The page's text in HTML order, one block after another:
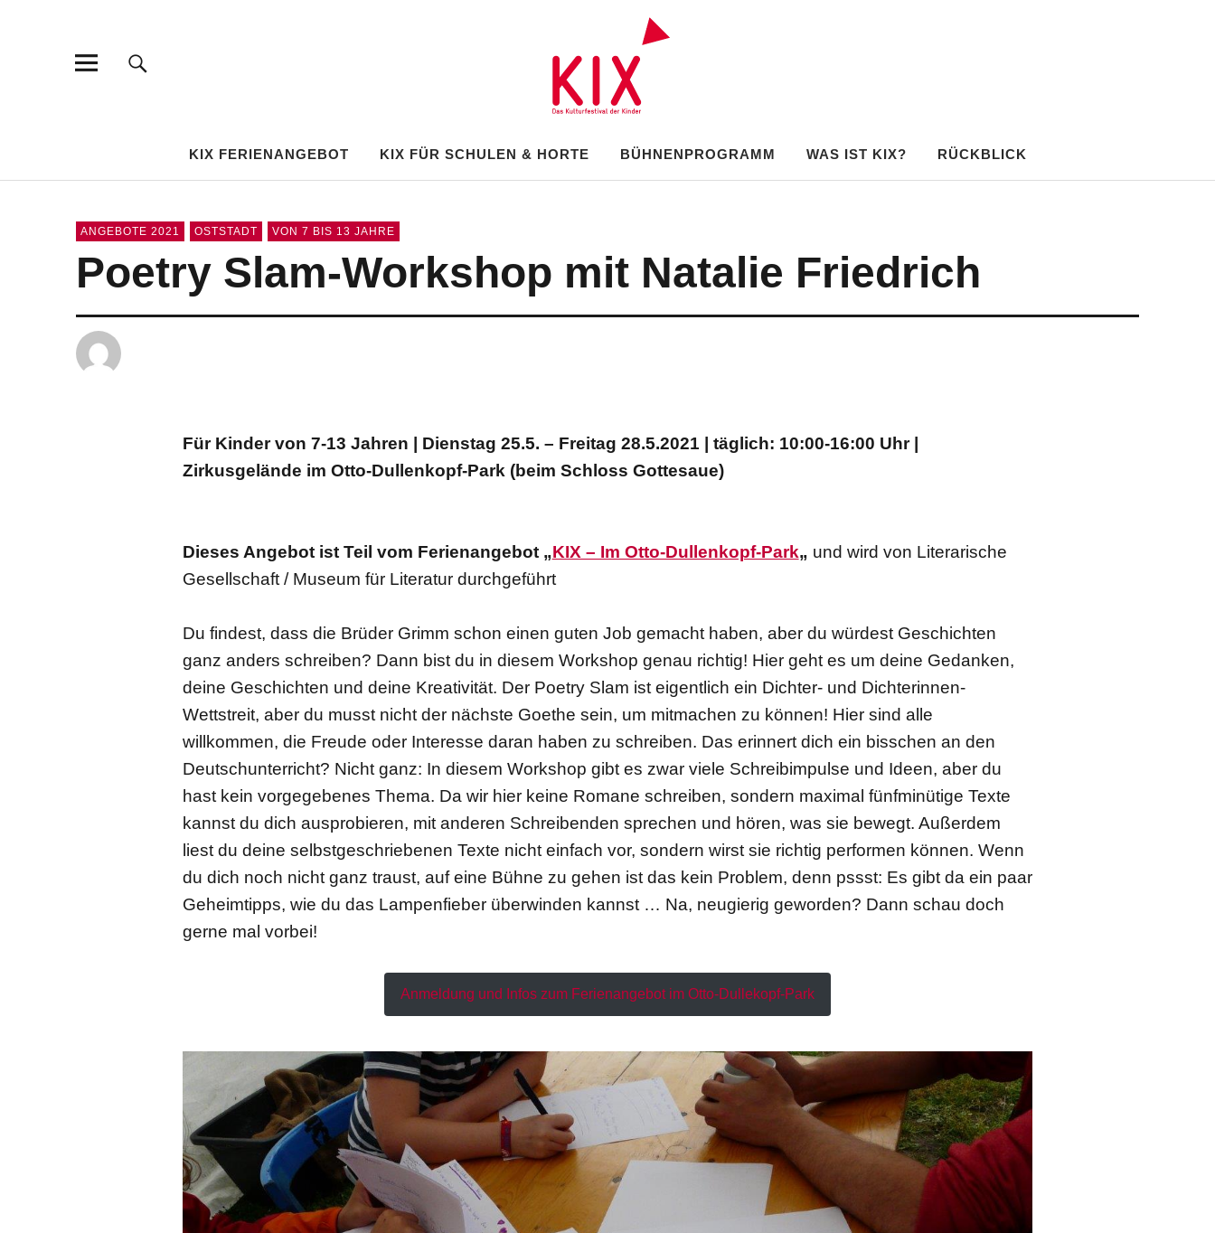
KIX Karlsruhe 2025
KIX FERIENANGEBOT KIX FÜR SCHULEN & HORTE BÜHNENPROGRAMM WAS IST KIX? RÜCKBLICK
ANGEBOTE 2021 OSTSTADT VON 7 BIS 13 JAHRE
Poetry Slam-Workshop mit Natalie Friedrich
Für Kinder von 7-13 Jahren | Dienstag 25.5. – Freitag 28.5.2021 | täglich: 10:00-16:00 Uhr |
Zirkusgelände im Otto-Dullenkopf-Park (beim Schloss Gottesaue)
Dieses Angebot ist Teil vom Ferienangebot „KIX – Im Otto-Dullenkopf-Park„ und wird von Literarische
Gesellschaft / Museum für Literatur durchgeführt
Du findest, dass die Brüder Grimm schon einen guten Job gemacht haben, aber du würdest Geschichten
ganz anders schreiben? Dann bist du in diesem Workshop genau richtig! Hier geht es um deine Gedanken,
deine Geschichten und deine Kreativität. Der Poetry Slam ist eigentlich ein Dichter- und Dichterinnen-
Wettstreit, aber du musst nicht der nächste Goethe sein, um mitmachen zu können! Hier sind alle
willkommen, die Freude oder Interesse daran haben zu schreiben. Das erinnert dich ein bisschen an den
Deutschunterricht? Nicht ganz: In diesem Workshop gibt es zwar viele Schreibimpulse und Ideen, aber du
hast kein vorgegebenes Thema. Da wir hier keine Romane schreiben, sondern maximal fünfminütige Texte
kannst du dich ausprobieren, mit anderen Schreibenden sprechen und hören, was sie bewegt. Außerdem
liest du deine selbstgeschriebenen Texte nicht einfach vor, sondern wirst sie richtig performen können. Wenn
du dich noch nicht ganz traust, auf eine Bühne zu gehen ist das kein Problem, denn pssst: Es gibt da ein paar
Geheimtipps, wie du das Lampenfieber überwinden kannst … Na, neugierig geworden? Dann schau doch
gerne mal vorbei!
Anmeldung und Infos zum Ferienangebot im Otto-Dullekopf-Park